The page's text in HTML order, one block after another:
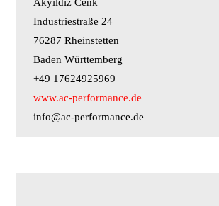
Industriestraße 24
76287 Rheinstetten
Baden Württemberg
+49 17624925969
www.ac-performance.de
info@ac-performance.de